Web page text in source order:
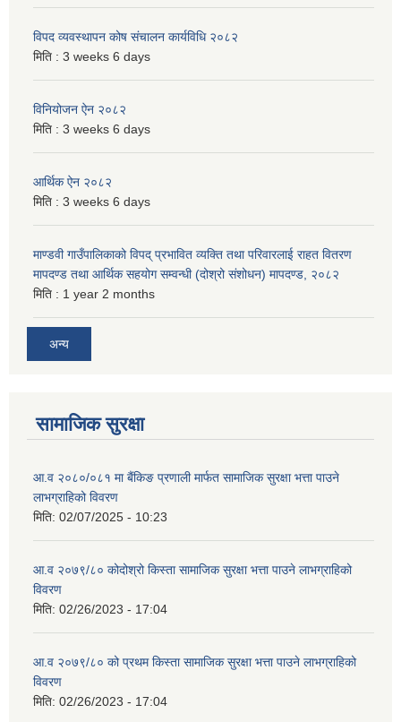
विपद व्यवस्थापन कोष संचालन कार्यविधि २०८२
मिति : 3 weeks 6 days
विनियोजन ऐन २०८२
मिति : 3 weeks 6 days
आर्थिक ऐन २०८२
मिति : 3 weeks 6 days
माण्डवी गाउँपालिकाको विपद् प्रभावित व्यक्ति तथा परिवारलाई राहत वितरण
मापदण्ड तथा आर्थिक सहयोग सम्वन्धी (दोश्रो संशोधन) मापदण्ड, २०८२
मिति : 1 year 2 months
अन्य
सामाजिक सुरक्षा
आ.व २०८०/०८१ मा बैंकिङ प्रणाली मार्फत सामाजिक सुरक्षा भत्ता पाउने
लाभग्राहिको विवरण
मिति: 02/07/2025 - 10:23
आ.व २०७९/८० कोदोश्रो किस्ता सामाजिक सुरक्षा भत्ता पाउने लाभग्राहिको
विवरण
मिति: 02/26/2023 - 17:04
आ.व २०७९/८० को प्रथम किस्ता सामाजिक सुरक्षा भत्ता पाउने लाभग्राहिको
विवरण
मिति: 02/26/2023 - 17:04